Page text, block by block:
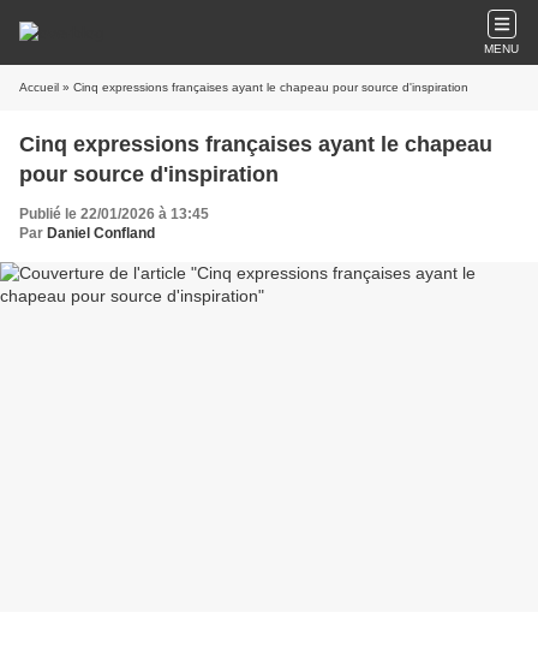
MENU
Accueil » Cinq expressions françaises ayant le chapeau pour source d'inspiration
Cinq expressions françaises ayant le chapeau
pour source d'inspiration
Publié le 22/01/2026 à 13:45
Par Daniel Confland